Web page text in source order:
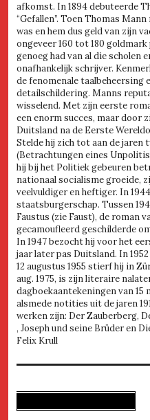
afkomst. In 1894 debuteerde
“Gefallen”. Toen Thomas
was en hem dus geld van zijn
ongeveer 160 tot 180
genoeg had van al die scholen
onafhankelijk schrijver.
de fenomenale taalbeheersing
detailschildering. Manns
wisselend. Met zijn eerste
een enorm succes, maar door
Duitsland na de Eerste
Stelde hij zich tot aan de
(Betrachtungen eines
hij bij het Politiek gebeuren
nationaal socialisme groeide,
veelvuldiger en heftiger. In
staatsburgerschap. Tussen
Faustus (zie Faust), de roman
gecamoufleerd geschilderde
In 1947 bezocht hij voor het
jaar later pas Duitsland. In
12 augustus 1955 stierf hij in
aug. 1975, is zijn literaire
dagboekaantekeningen van 15
alsmede notities uit de jaren
werken zijn: Der Zauberberg,
, Joseph und seine Brüder en
Felix Krull